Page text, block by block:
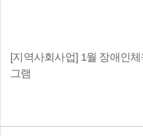
[지역사회사업] 1월 장애인
그램